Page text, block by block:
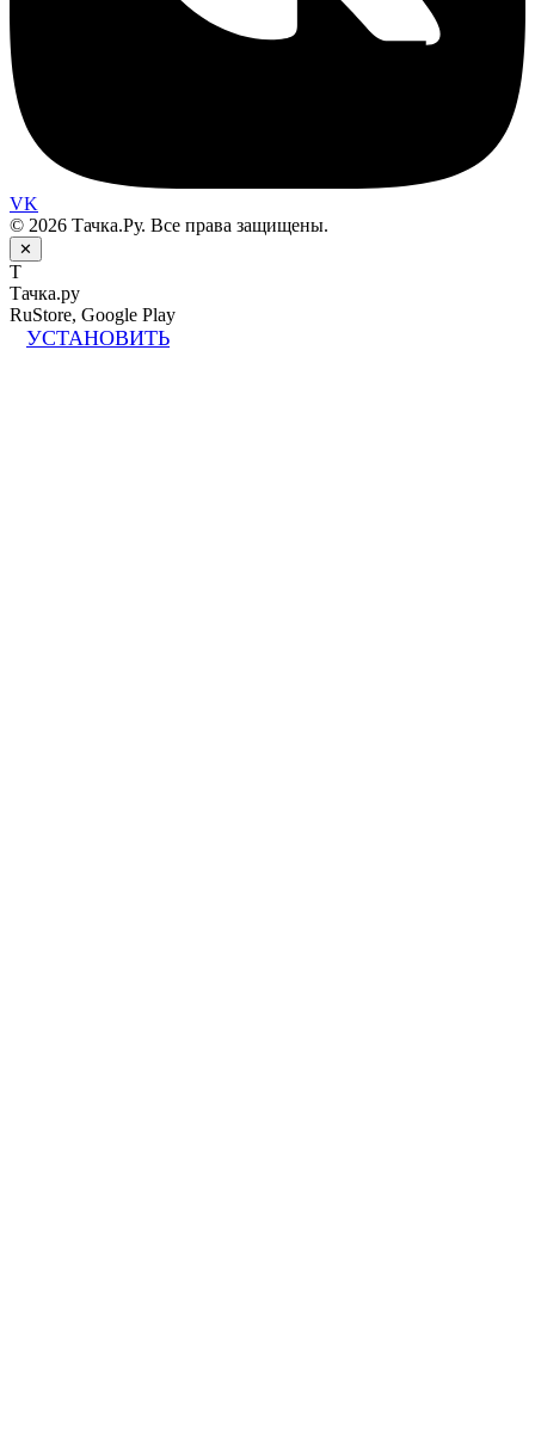
VK
© 2026 Тачка.Ру. Все права защищены.
✕
Т
Тачка.ру
RuStore, Google Play
УСТАНОВИТЬ